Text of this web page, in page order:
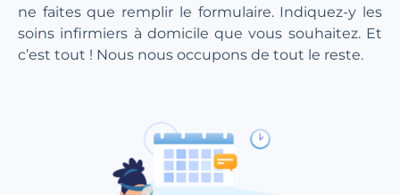
ne faites que remplir le formulaire. Indiquez-y les
soins infirmiers à domicile que vous souhaitez. Et
c’est tout ! Nous nous occupons de tout le reste.